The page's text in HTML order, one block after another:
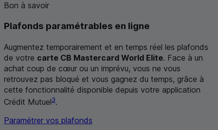
Bon à savoir
Plafonds paramétrables en ligne
Augmentez temporairement et en temps réel les plafonds
de votre carte CB Mastercard World Elite. Face à un
achat coup de cœur ou un imprévu, vous ne vous
retrouvez pas bloqué et vous gagnez du temps, grâce à
cette fonctionnalité disponible depuis votre application
Crédit Mutuel3.
Paramétrer vos plafonds